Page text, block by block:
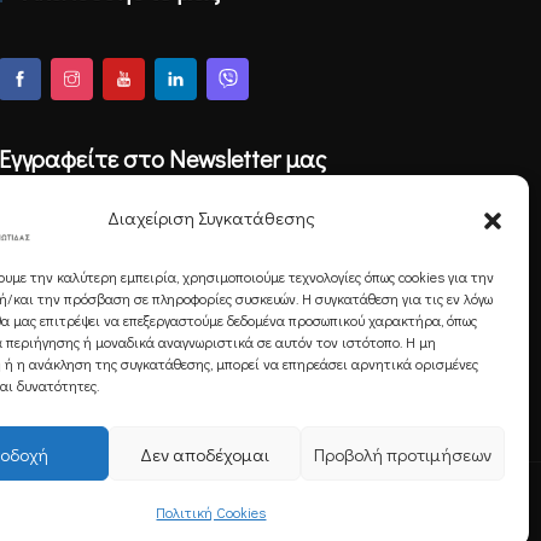
Διαχείριση Συγκατάθεσης
την καλύτερη εμπειρία, χρησιμοποιούμε τεχνολογίες όπως cookies για την
και την πρόσβαση σε πληροφορίες συσκευών. Η συγκατάθεση για τις εν λόγω
μας επιτρέψει να επεξεργαστούμε δεδομένα προσωπικού χαρακτήρα, όπως
ή μοναδικά αναγνωριστικά σε αυτόν τον ιστότοπο. Η μη
η ανάκληση της συγκατάθεσης, μπορεί να επηρεάσει αρνητικά ορισμένες
δυνατότητες.
Δεν αποδέχομαι Προβολή προτιμήσεων
Πολιτική Cookies
Εγγραφείτε στο Newsletter μας
Εγγραφή